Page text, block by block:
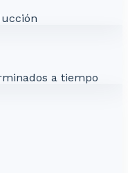
a tiempo